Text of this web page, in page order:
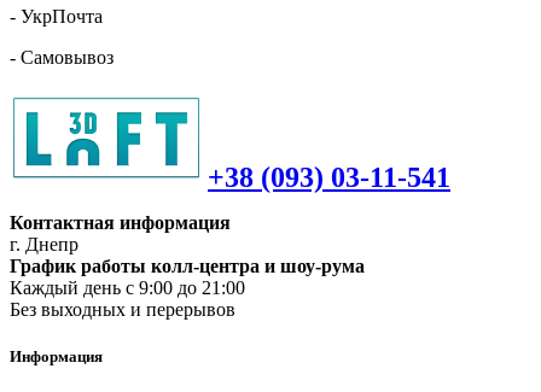
- УкрПочта
- Самовывоз
+38 (093) 03-11-541
Контактная информация
г. Днепр
График работы колл-центра и шоу-рума
Каждый день с 9:00 до 21:00
Без выходных и перерывов
Информация